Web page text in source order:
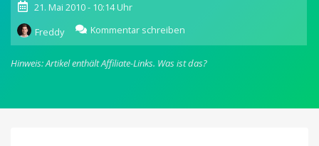
21. Mai 2010 - 10:14 Uhr
Freddy
Kommentar schreiben
Mit
iDriver
für
lernen
Hinweis: Artikel enthält Affiliate-Links. Was ist das?